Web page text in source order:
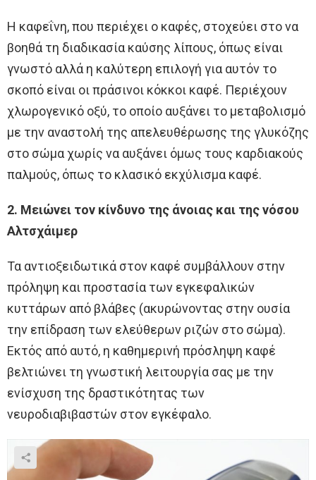
Η καφεΐνη, που περιέχει ο καφές, στοχεύει στο να
βοηθά τη διαδικασία καύσης λίπους, όπως είναι
γνωστό αλλά η καλύτερη επιλογή για αυτόν το
σκοπό είναι οι πράσινοι κόκκοι καφέ. Περιέχουν
χλωρογενικό οξύ, το οποίο αυξάνει το μεταβολισμό
με την αναστολή της απελευθέρωσης της γλυκόζης
στο σώμα χωρίς να αυξάνει όμως τους καρδιακούς
παλμούς, όπως το κλασικό εκχύλισμα καφέ.
2. Μειώνει τον κίνδυνο της άνοιας και της νόσου
Αλτσχάιμερ
Τα αντιοξειδωτικά στον καφέ συμβάλλουν στην
πρόληψη και προστασία των εγκεφαλικών
κυττάρων από βλάβες (ακυρώνοντας στην ουσία
την επίδραση των ελεύθερων ριζών στο σώμα).
Εκτός από αυτό, η καθημερινή πρόσληψη καφέ
βελτιώνει τη γνωστική λειτουργία σας με την
ενίσχυση της δραστικότητας των
νευροδιαβιβαστών στον εγκέφαλο.